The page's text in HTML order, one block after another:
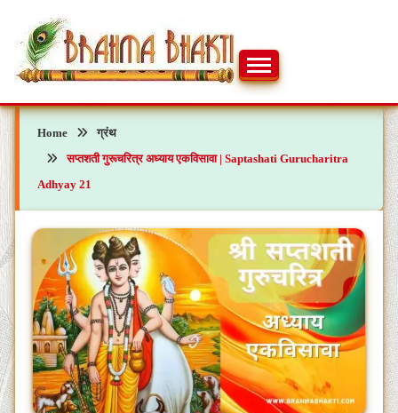
content
ब्रह्मभक्ती
Home
ग्रंथ
सप्तशती गुरूचरित्र अध्याय एकविसावा | Saptashati Gurucharitra
Adhyay 21